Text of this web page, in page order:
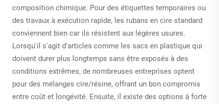
composition chimique. Pour des étiquettes temporaires ou
des travaux à exécution rapide, les rubans en cire standard
conviennent bien car ils résistent aux légères usures.
Lorsqu'il s'agit d'articles comme les sacs en plastique qui
doivent durer plus longtemps sans être exposés à des
conditions extrêmes, de nombreuses entreprises optent
pour des mélanges cire/résine, offrant un bon compromis
entre coût et longévité. Ensuite, il existe des options à forte